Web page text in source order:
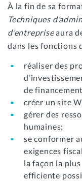
À la fin de sa
Techniques
d’entrepriseaura
dans les fonctions
réaliser des
de
créer un site
gérer des
humaines;
se conformer
exigences
la façon la plus
efficiente